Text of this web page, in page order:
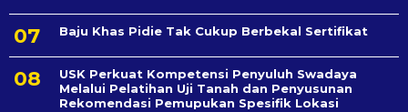
Baju Khas Pidie Tak Cukup Berbekal Sertifikat
USK Perkuat Kompetensi Penyuluh Swadaya
Melalui Pelatihan Uji Tanah dan Penyusunan
Rekomendasi Pemupukan Spesifik Lokasi